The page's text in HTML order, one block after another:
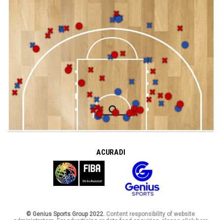
A CURA DI
© Genius Sports Group 2022. Content responsibility of website